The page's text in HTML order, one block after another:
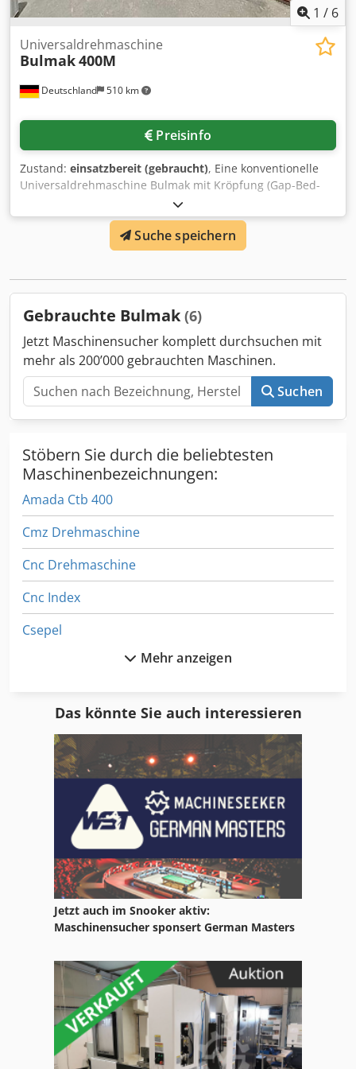
1 / 6
Deutschland 510 km
Universaldrehmaschine
Bulmak400M
Preisinfo
Zustand: einsatzbereit (gebraucht), Eine konventionelle
Universaldrehmaschine Bulmak mit Kröpfung (Gap-Bed-
Drehmaschine) steht zur Verfügung. Spitzenhöhe: 210mm,
Drehdurchmesser über Bett/Planschlitten/in der Kröpfung:
440mm/230mm/620mm, Spitzenweite: 1000mm, Drehzahl:
2000U/min, Bettbreite: 360mm, Verfahrweg X/Z:
3100mm/1300mm/1400mm, Gewicht: ca. 2500kg. Die
möglich. Dcjdpfxjycwr Ie Ahkok
Suche speichern
Gebrauchte Bulmak (6)
Jetzt Maschinensucher komplett durchsuchen mit
mehr als 200’000 gebrauchten Maschinen.
Suchen
Stöbern Sie durch die beliebtesten
Maschinenbezeichnungen:
Amada Ctb 400
Cmz Drehmaschine
Cnc Drehmaschine
Cnc Index
Csepel
Gildemeister Ct 40
Gildemeister Twin 42
Hermle C22U
Hermle C600
Hermle Cnc
Hermle U
Hermle U 630
Hermle U 740
Hermle Uwf
Mehr anzeigen
Das könnte Sie auch interessieren
Jetzt auch im Snooker aktiv:
Maschinensucher sponsert German Masters